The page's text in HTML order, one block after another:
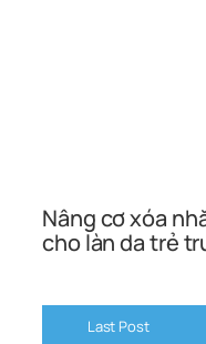
Nâng cơ xóa
cho làn da trẻ
Last Post